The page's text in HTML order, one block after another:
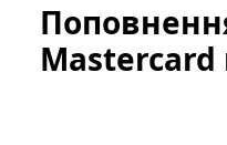
Mastercard